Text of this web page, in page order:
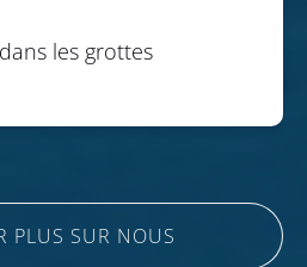
les grottes
PLUS SUR NOUS